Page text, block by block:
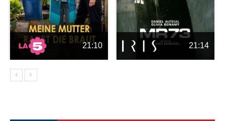
21:10 21:14